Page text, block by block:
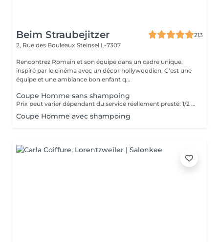
Beim Straubejitzer
213
2, Rue des Bouleaux Steinsel L-7307
Rencontrez Romain et son équipe dans un cadre unique,
inspiré par le cinéma avec un décor hollywoodien. C'est une
équipe et une ambiance bon enfant q...
Coupe Homme sans shampoing
Prix peut varier dépendant du service réellement presté: 1/2 coupe Hommes : 19,5 Coupe cheveux secs : 23 Coupe Humide : 28,9
Coupe Homme avec shampoing